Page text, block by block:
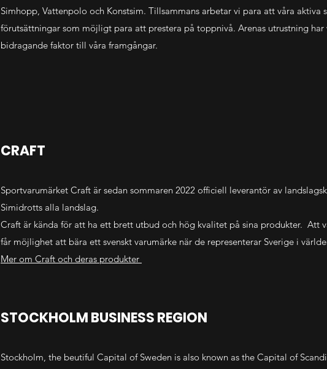
Simhopp, Vattenpolo och Konstsim. Tillsammans arbetar vi para att våra aktiva
förutsättningar som möjligt para att prestera på toppnivå. Arenas utrustning har
bidragande faktor till våra framgångar.
CRAFT
Sportvarumärket Craft är sedan sommaren 2022 officiell leverantör av
Simidrotts alla landslag.
Craft är kända för att ha ett brett utbud och hög kvalitet på sina produkter. Att
får möjlighet att bära ett svenskt varumärke när de representerar Sverige i
Mer om Craft och deras produkter
STOCKHOLM BUSINESS REGION
Stockholm, the beutiful Capital of Sweden is also known as the Capital of